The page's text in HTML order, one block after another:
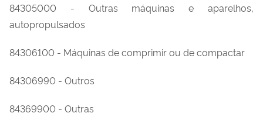
84305000 - Outras máquinas e aparelhos,
autopropulsados
84306100 - Máquinas de comprimir ou de compactar
84306990 - Outros
84369900 - Outras